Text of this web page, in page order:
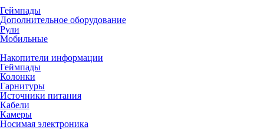
Геймпады
Дополнительное оборудование
Рули
Мобильные
Накопители информации
Геймпады
Колонки
Гарнитуры
Источники питания
Кабели
Камеры
Носимая электроника